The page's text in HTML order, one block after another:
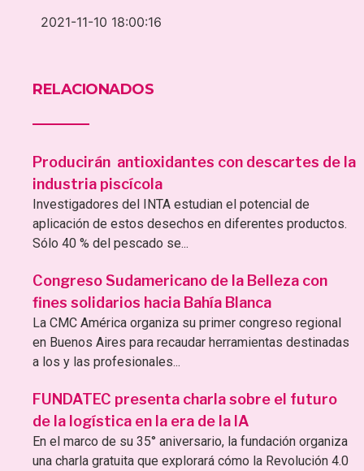
2021-11-10 18:00:16
RELACIONADOS
Producirán antioxidantes con descartes de la
industria piscícola
Investigadores del INTA estudian el potencial de
aplicación de estos desechos en diferentes productos.
Sólo 40 % del pescado se...
Congreso Sudamericano de la Belleza con
fines solidarios hacia Bahía Blanca
La CMC América organiza su primer congreso regional
en Buenos Aires para recaudar herramientas destinadas
a los y las profesionales...
FUNDATEC presenta charla sobre el futuro
de la logística en la era de la IA
En el marco de su 35° aniversario, la fundación organiza
una charla gratuita que explorará cómo la Revolución 4.0